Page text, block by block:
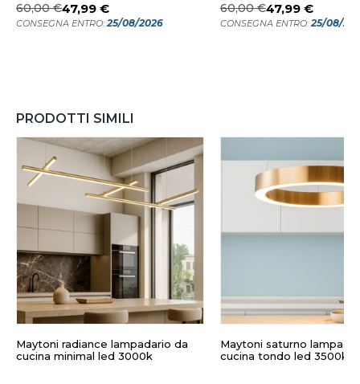
60,00 €47,99 €
CONSEGNA ENTRO:25/08/2026
60,00 €47,99 €
CONSEGNA ENTRO:25/08/
PRODOTTI SIMILI
Maytoni radiance lampadario da
cucina minimal led 3000k
Maytoni saturno
cucina tondo led 3500k